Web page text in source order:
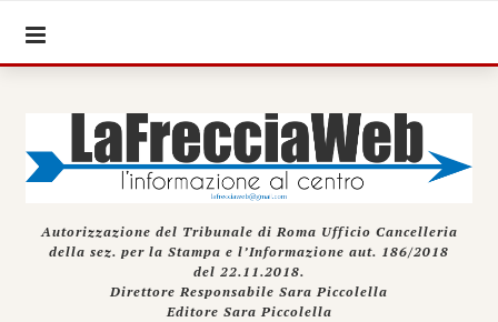
Autorizzazione del Tribunale di Roma Ufficio Cancelleria
della sez. per la Stampa e l’Informazione aut. 186/2018
del 22.11.2018.
Direttore Responsabile Sara Piccolella
Editore Sara Piccolella